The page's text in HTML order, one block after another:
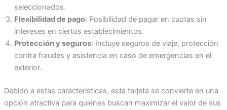
seleccionados.
Flexibilidad de pago: Posibilidad de pagar en cuotas sin
intereses en ciertos establecimientos.
Protección y seguros: Incluye seguros de viaje, protección
contra fraudes y asistencia en caso de emergencias en el
exterior.
Debido a estas características, esta tarjeta se convierte en una
opción atractiva para quienes buscan maximizar el valor de sus